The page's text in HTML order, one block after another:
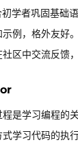
学者巩固基础
例，格外友好
区中交流反馈
程是学习编程
学习代码的执